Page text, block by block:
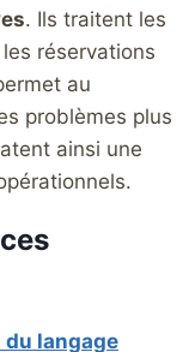
. Ils traitent les
réservations
au
problèmes plus
ainsi une
langage